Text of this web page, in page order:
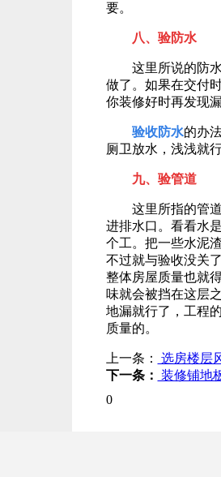
要。
八、验防水
这里所说的防水
做了。如果在交付
你装修好时再发现
验收防水的办
厕卫放水，浅浅就
九、验管道
这里所指的管道
进排水口。看看水
个工。把一些水泥
不过就与验收没关
整体房屋质量也就
味就会被挡在这层
地漏就行了，工程
质量的。
上一条：
选房楼层
下一条： 装修铺地
0